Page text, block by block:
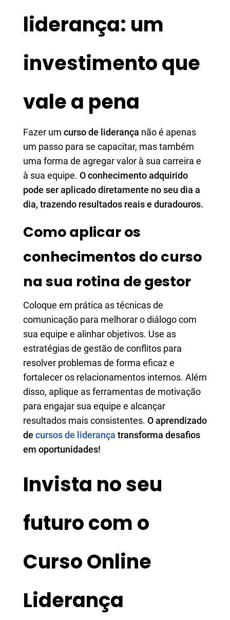
liderança: um
investimento que
vale a pena
Fazer um curso de liderança não é apenas
um passo para se capacitar, mas também
uma forma de agregar valor à sua carreira e
à sua equipe. O conhecimento adquirido
pode ser aplicado diretamente no seu dia a
dia, trazendo resultados reais e duradouros.
Como aplicar os
conhecimentos do curso
na sua rotina de gestor
Coloque em prática as técnicas de
comunicação para melhorar o diálogo com
sua equipe e alinhar objetivos. Use as
estratégias de gestão de conflitos para
resolver problemas de forma eficaz e
fortalecer os relacionamentos internos. Além
disso, aplique as ferramentas de motivação
para engajar sua equipe e alcançar
resultados mais consistentes. O aprendizado
de cursos de liderança transforma desafios
em oportunidades!
Invista no seu
futuro com o
Curso Online
Liderança